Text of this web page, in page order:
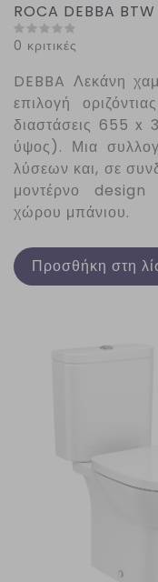
ROCA DEBBA
0 κριτικές
DEBBA Λεκάνη
επιλογή
διαστάσεις 655
ύψος). Μια
λύσεων και, σε
μοντέρνο design
χώρου μπάνιου.
Προσθήκη στη